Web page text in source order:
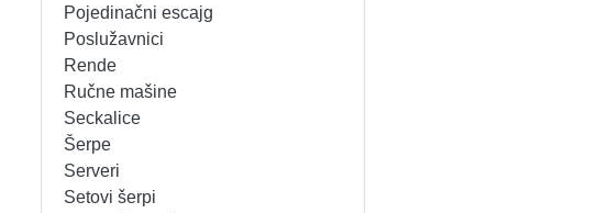
PODNE VAGE
REŠOI
SECKALICE
SOKOVNICI
SERVERI
SETOVI ŠERPI
SETOVI ŠOLJA I ŠOLJICA
SUŠAČI ZA SUDOVE
Pojedinačni escajg
Poslužavnici
Rende
Ručne mašine
Seckalice
Šerpe
Serveri
Setovi šerpi